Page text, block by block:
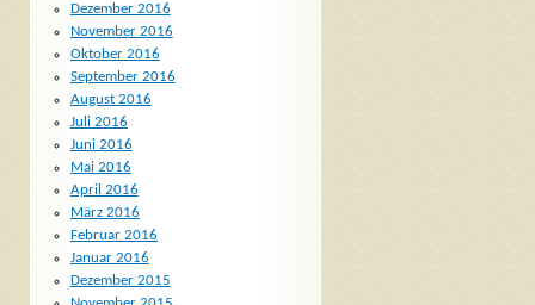
Dezember 2016
November 2016
Oktober 2016
September 2016
August 2016
Juli 2016
Juni 2016
Mai 2016
April 2016
März 2016
Februar 2016
Januar 2016
Dezember 2015